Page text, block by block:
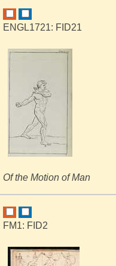
ENGL1721: FID21
Of the Motion of Man
FM1: FID2